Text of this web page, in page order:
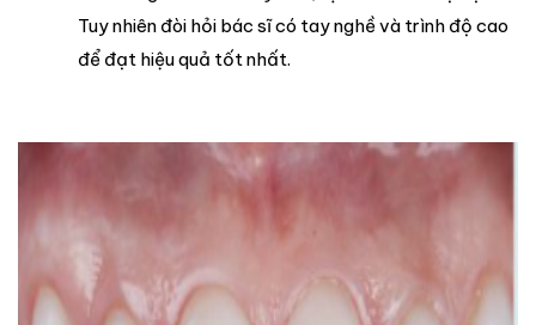
Tuy nhiên đòi hỏi bác sĩ có tay nghề và trình độ cao
để đạt hiệu quả tốt nhất.